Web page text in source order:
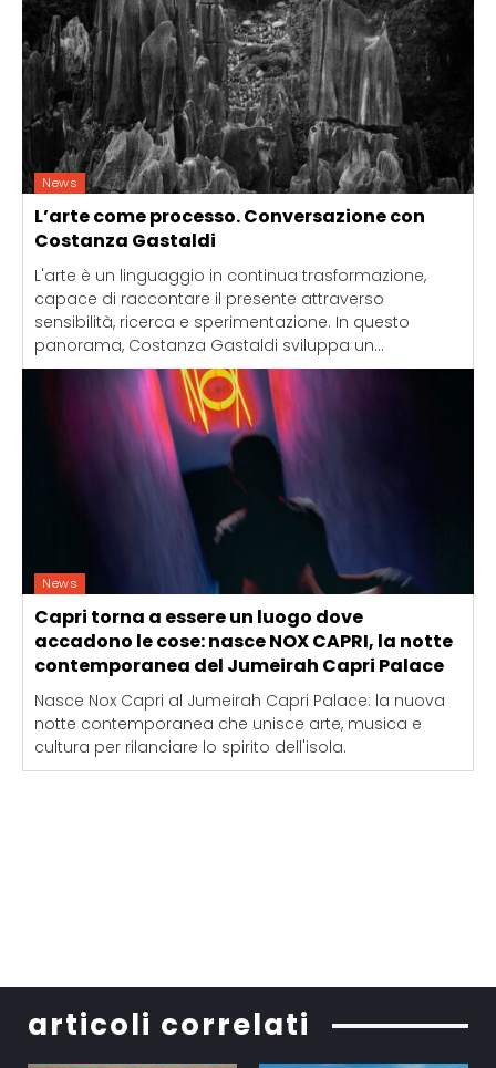
News
L’arte come processo. Conversazione con
Costanza Gastaldi
L'arte è un linguaggio in continua trasformazione,
capace di raccontare il presente attraverso
sensibilità, ricerca e sperimentazione. In questo
panorama, Costanza Gastaldi sviluppa un...
News
Capri torna a essere un luogo dove
accadono le cose: nasce NOX CAPRI, la notte
contemporanea del Jumeirah Capri Palace
Nasce Nox Capri al Jumeirah Capri Palace: la nuova
notte contemporanea che unisce arte, musica e
cultura per rilanciare lo spirito dell'isola.
articoli correlati